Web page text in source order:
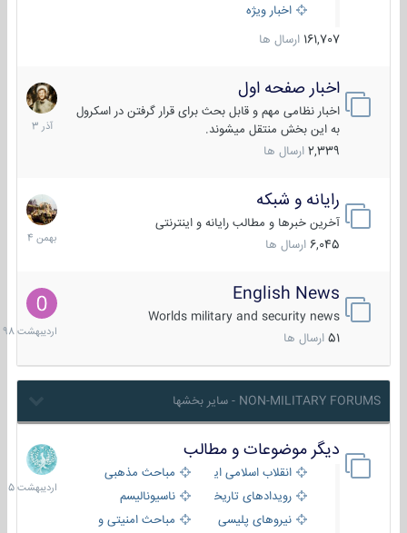
اخبار ویژه
161,707 ارسال ها
اخبار صفحه اول
اخبار نظامی مهم و قابل بحث برای قرار گرفتن در اسکرول
به این بخش منتقل میشوند.
2,339 ارسال ها
7
آذر
1403
رایانه و شبکه
آخرین خبرها و مطالب رایانه و اینترنتی
6,045 ارسال ها
30
بهمن
1404
English News
Worlds military and security news
51 ارسال ها
10
1398
NON-MILITARY FORUMS - سایر بخشها
دیگر موضوعات و مطالب
انقلاب اسلامی ایران
مباحث مذهبی
رویدادهای تاریخی و مذهبیناسیونالیسم
نیروهای پلیسی
مباحث امنیتی و اطلاعاتی
8
1405